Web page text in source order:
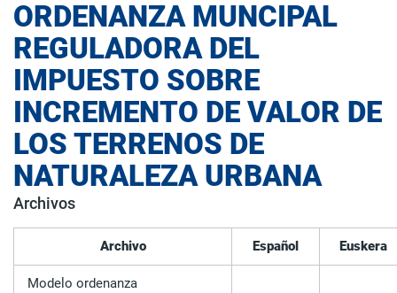
ORDENANZA MUNCIPAL
REGULADORA DEL
IMPUESTO SOBRE
INCREMENTO DE VALOR DE
LOS TERRENOS DE
NATURALEZA URBANA
Archivos
Archivo Español Euskera
Modelo ordenanza